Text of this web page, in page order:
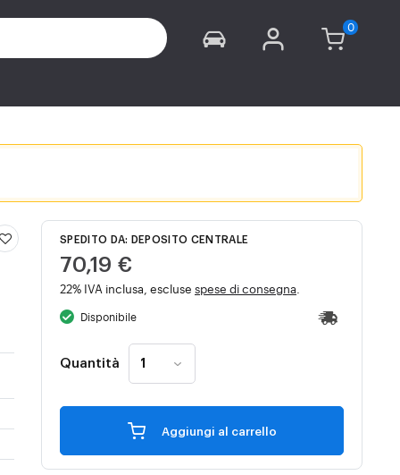
SPEDITO DA: DEPOSITO CENTRALE
70,19 €
22% IVA inclusa, escluse spese di consegna
Disponibile
Quantità
Aggiungi al carrello